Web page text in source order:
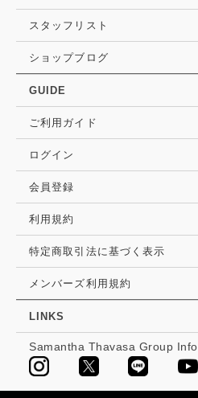
スタッフリスト
ショップブログ
GUIDE
ご利用ガイド
ログイン
会員登録
利用規約
特定商取引法に基づく表示
メンバーズ利用規約
LINKS
Samantha Thavasa Group Info.